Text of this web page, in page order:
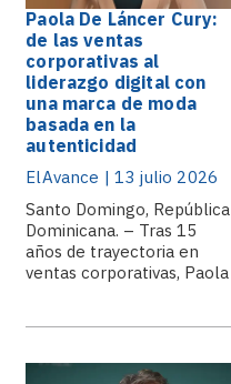
Paola De Láncer Cury:
de las ventas
corporativas al
liderazgo digital con
una marca de moda
basada en la
autenticidad
ElAvance | 13 julio 2026
Santo Domingo, República
Dominicana. – Tras 15
años de trayectoria en
ventas corporativas, Paola